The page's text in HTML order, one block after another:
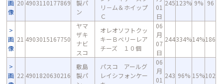
画
像
20 4903110177869
製パ
ン
リ－ム＆ホイップ
Ｃ
01
日
245123% 9% 96
画
像
21 4903015167750
ヤマ
ザキ
ナビ
スコ
オレオソフトクッ
キーＢベリーレア
チーズ １０個
06
月
07
日
244334%14%186
画 22 4901820630216
敷島
製パ
パスコ アールグ
レイシフォンケー
06
月
01
243 96% 15%102